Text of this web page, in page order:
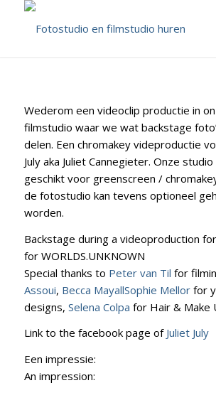
Wederom een videoclip productie in
filmstudio waar we wat backstage
delen. Een chromakey videproductie
July aka Juliet Cannegieter. Onze
geschikt voor greenscreen /
de fotostudio kan tevens optioneel
worden.
Backstage during a videoproduction
for WORLDS.UNKNOWN
Special thanks to Peter van Til for
Assoui, Becca MayallSophie Mellorfor
designs, Selena Colpa for Hair & Make
Link to the facebook page of Juliet July
Een impressie:
An impression: